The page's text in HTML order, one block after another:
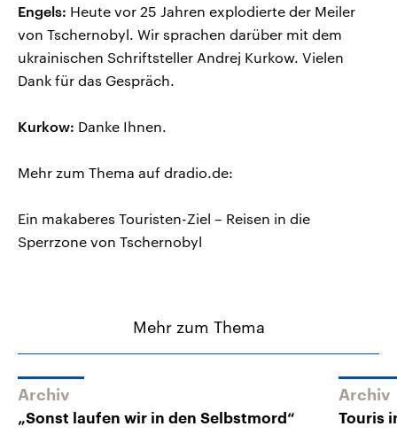
Engels: Heute vor 25 Jahren explodierte der Meiler
von Tschernobyl. Wir sprachen darüber mit dem
ukrainischen Schriftsteller Andrej Kurkow. Vielen
Dank für das Gespräch.
Kurkow: Danke Ihnen.
Mehr zum Thema auf dradio.de:
Ein makaberes Touristen-Ziel – Reisen in die
Sperrzone von Tschernobyl
Mehr zum Thema
Archiv
„Sonst laufen wir in den Selbstmord“
Archiv
Touris